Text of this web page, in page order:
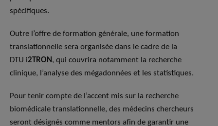
spécifiques.
Outre l’offre de formation générale, une formation
translationnelle sera organisée dans le cadre de la
DTU i2TRON, qui couvrira notamment la recherche
clinique, l’analyse des mégadonnées et les statistiques.
Pour tenir compte de l’accent mis sur la recherche
biomédicale translationnelle, des médecins chercheurs
seront désignés comme mentors afin de garantir une